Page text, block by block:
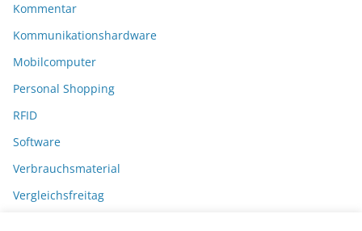
Kommentar
Kommunikationshardware
Mobilcomputer
Personal Shopping
RFID
Software
Verbrauchsmaterial
Vergleichsfreitag